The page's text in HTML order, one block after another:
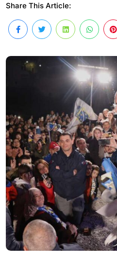
Share This Article: